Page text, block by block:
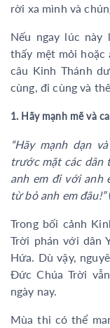
rời xa mình và
Nếu ngay lúc này
thấy mệt mỏi
câu Kinh Thánh
cùng, đi cùng và
1. Hãy mạnh mẽ và
“Hãy mạnh dạn
trước mặt các dân
anh em đi với anh
từ bỏ anh em đâu!”
Trong bối cảnh
Trời phán với dân
Hứa. Dù vậy,
Đức Chúa Trời
ngày nay.
Mùa thi có thể